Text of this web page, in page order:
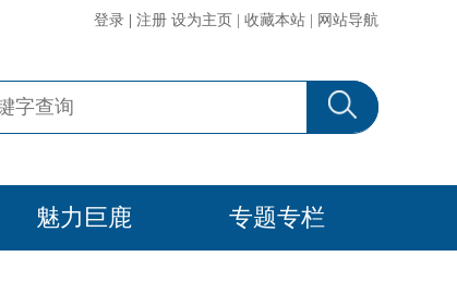
登录 注册 设为主页 收藏本站 网站导航
魅力巨鹿 专题专栏